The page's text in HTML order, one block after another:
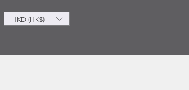
HKD (HK$)